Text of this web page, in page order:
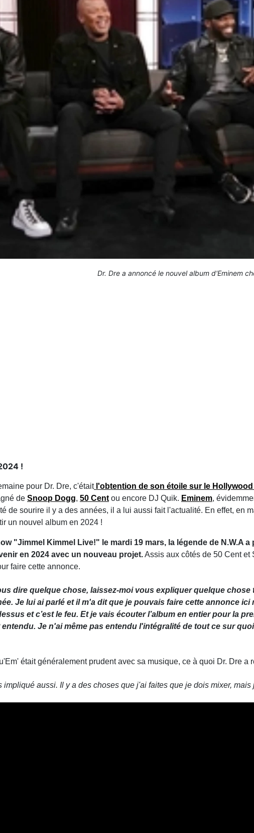
Dr. Dre a annoncé le nouvel album d'Eminem
!
pour Dr. Dre, c'étaitl'obtention de son étoile sur le Hollywood
de Snoop Dogg, 50 Cent ou encore DJ Quik. Eminem,
de sourire il y a des années, il a lui aussi fait l'actualité. En effet, en
un nouvel album en 2024 !
"Jimmel Kimmel Live!" le mardi 19 mars, la légende de N.W.A
en 2024 avec un nouveau projet.Assis aux côtés de 50 Cent
faire cette annonce.
dire quelque chose, laissez-moi vous expliquer quelque
Je lui ai parlé et il m'a dit que je pouvais faire cette annonce
et c’est le feu. Et je vais écouter l’album en entier pour la
Je n'ai même pas entendu l'intégralité de tout ce sur
était généralement prudent avec sa musique, ce à quoi Dr. Dre a
impliqué aussi. Il y a des choses que j'ai faites que je dois mixer,